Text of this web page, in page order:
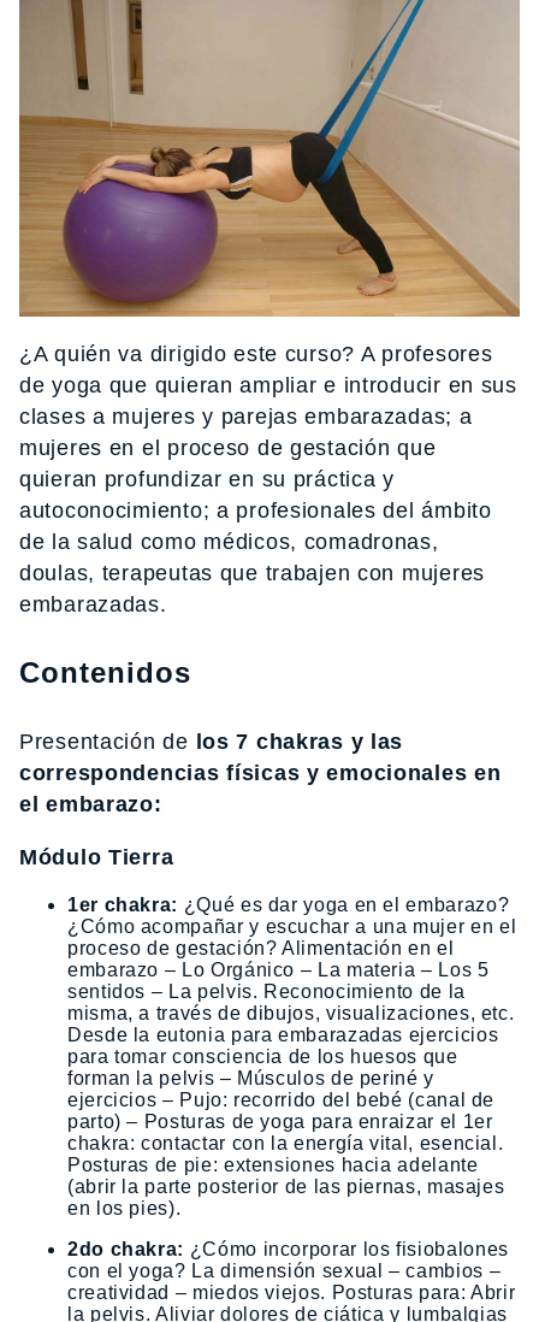
¿A quién va dirigido este curso? A profesores
de yoga que quieran ampliar e introducir en sus
clases a mujeres y parejas embarazadas; a
mujeres en el proceso de gestación que
quieran profundizar en su práctica y
autoconocimiento; a profesionales del ámbito
de la salud como médicos, comadronas,
doulas, terapeutas que trabajen con mujeres
embarazadas.
Contenidos
Presentación de los 7 chakras y las
correspondencias físicas y emocionales en
el embarazo:
Módulo Tierra
1er chakra: ¿Qué es dar yoga en el embarazo?
¿Cómo acompañar y escuchar a una mujer en el
proceso de gestación? Alimentación en el
embarazo – Lo Orgánico – La materia – Los 5
sentidos – La pelvis. Reconocimiento de la
misma, a través de dibujos, visualizaciones, etc.
Desde la eutonia para embarazadas ejercicios
para tomar consciencia de los huesos que
forman la pelvis – Músculos de periné y
ejercicios – Pujo: recorrido del bebé (canal de
parto) – Posturas de yoga para enraizar el 1er
chakra: contactar con la energía vital, esencial.
Posturas de pie: extensiones hacia adelante
(abrir la parte posterior de las piernas, masajes
en los pies).
2do chakra: ¿Cómo incorporar los fisiobalones
con el yoga? La dimensión sexual – cambios –
creatividad – miedos viejos. Posturas para: Abrir
la pelvis. Aliviar dolores de ciática y lumbalgias